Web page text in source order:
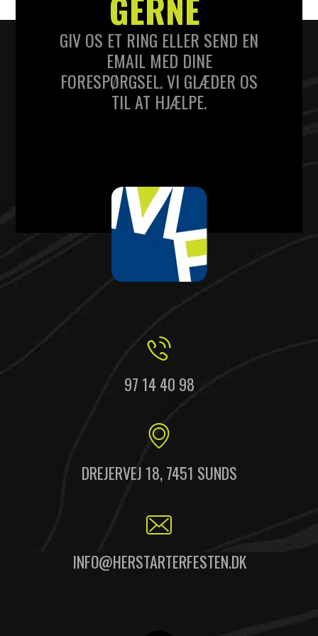
GIV OS ET RING ELLER SEND EN
EMAIL MED DINE
FORESPØRGSEL. VI GLÆDER OS
TIL AT HJÆLPE.
97 14 40 98
DREJERVEJ 18, 7451 SUNDS
INFO@HERSTARTERFESTEN.DK